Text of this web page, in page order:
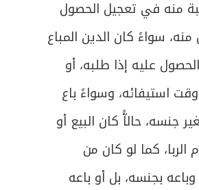
منه في تعجيل الحصول
سواءً كان الدين المباع
عليه إذا طلبه، أو
استيفائه، وسواءً باع
جنسه، حالاًّ كان البيع أو
الربا، كما لو كان من
بجنسه، بل أو باعه
من هذه الجهة
في الشروط المعتبرة في الوارث
في كيفية توزيع التركة
في إرث المتقربين بالنسب
في تفصيل إرث ذوي الأسباب